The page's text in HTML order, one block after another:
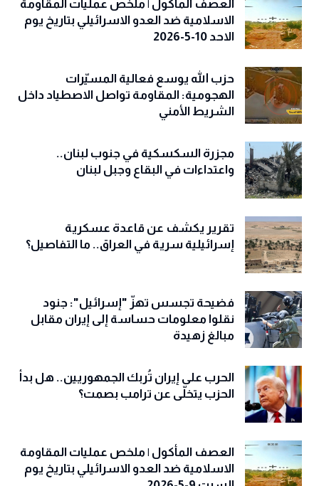
العصف المأكول | ملخص عمليات المقاومة
الاسلامية ضد العدو الاسرائيلي بتاريخ يوم
الاحد 10-5-2026
حزب الله يوسع فعالية المسيّرات
الهجومية: المقاومة تواصل الاصطياد داخل
الشريط الأمني
مجزرة السكسكية في جنوب لبنان..
واعتداءات في البقاع وجبل لبنان
تقرير يكشف عن قاعدة عسكرية
إسرائيلية سرية في العراق.. ما التفاصيل؟
فضيحة تجسس تهزّ "إسرائيل": جنود
نقلوا معلومات حساسة إلى إيران مقابل
مبالغ زهيدة
الحرب على إيران تُربك الجمهوريين.. هل بدأ
الحزب يتخلّى عن ترامب بصمت؟
العصف المأكول | ملخص عمليات المقاومة
الاسلامية ضد العدو الاسرائيلي بتاريخ يوم